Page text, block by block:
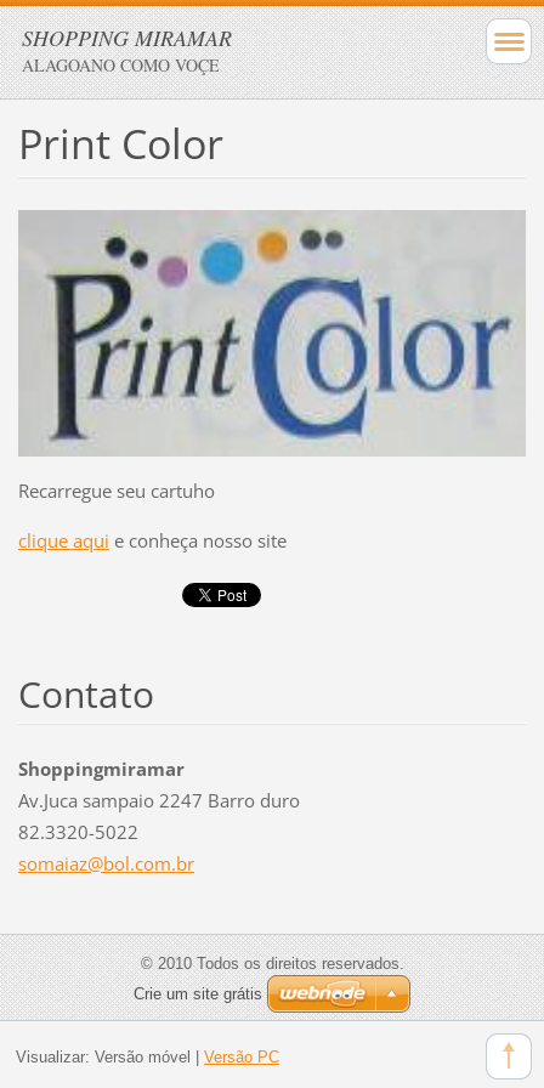
SHOPPING MIRAMAR
ALAGOANO COMO VOÇE
Print Color
Recarregue seu cartuho
clique aqui e conheça nosso site
Contato
Shoppingmiramar
Av.Juca sampaio 2247 Barro duro
82.3320-5022
somaiaz@bol.com.br
© 2010 Todos os direitos reservados.
Crie um site grátis
Visualizar: Versão móvel Versão PC